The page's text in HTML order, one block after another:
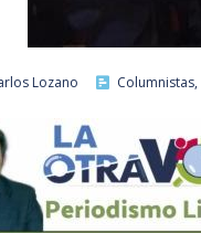
Lozano Columnistas,